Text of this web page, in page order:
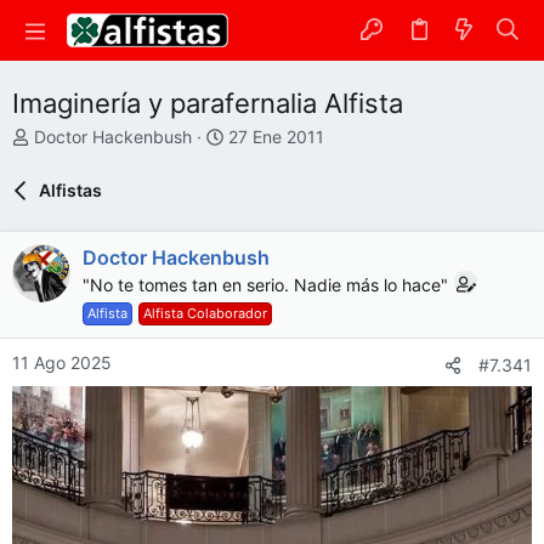
Imaginería y parafernalia Alfista
A
r
Doctor Hackenbush
F
a
d
i
n
i
i
o
27 Ene 2011
Alfistas
Doctor Hackenbush
"No te tomes tan en serio. Nadie más lo hace"
Alfista Alfista Colaborador
11 Ago 2025 #7.341